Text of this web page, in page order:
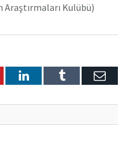
Araştırmaları Kulübü)
LinkedInTumblr E-